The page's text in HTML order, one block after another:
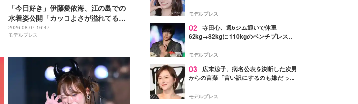
「今日好き」伊藤愛依海、江の島での
水着姿公開「カッコよさが溢れてる」
「くびれ綺麗」の声
2026.08.07 16:47
モデルプレス
モデルプレス
02 寺田心、週6ジム通いで体重
62kg→82kgに 110kgのベンチプレス持
「かっこいい」と反響
モデルプレス
03
広末涼子、病名公表を決断した次男
からの言葉「言い訳にするのも嫌だっ
モデルプレス